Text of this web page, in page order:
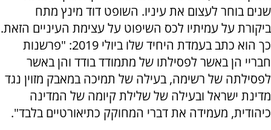
שנים בוחר לעצום את עיניו. השופט דוד מינץ מתח
ביקורת על עמיתיו לכס השיפוט על עצימת העיניים הזאת.
כך הוא כתב בעמדת היחיד שלו ביולי 2019: "פרשנות
חבריי הן באשר לפסילתו של מתמודד בודד והן באשר
לפסילתה של רשימה, בעילה של תמיכה במאבק מזוין נגד
מדינת ישראל ובעילה של שלילת קיומה של המדינה
כיהודית, מעמידה את דברי המחוקק כתיאורטיים בלבד".